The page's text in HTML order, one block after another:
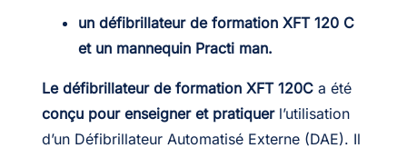
un défibrillateur de formation XFT 120 C
et un mannequin Practi man.
Le défibrillateur de formation XFT 120Ca été
conçu pour enseigner et pratiquerl’utilisation
d’un Défibrillateur Automatisé Externe (DAE). Il